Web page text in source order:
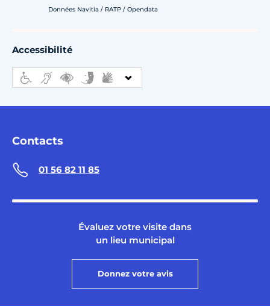
Données Navitia / RATP / Opendata
Accessibilité
Contacts
01 56 82 11 85
Évaluez votre visite dans
un lieu municipal
Donnez votre avis